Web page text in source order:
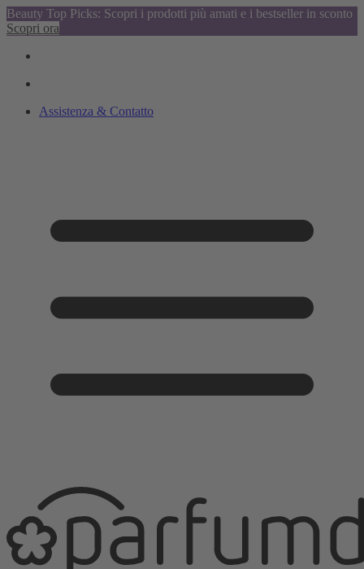
Beauty Top Picks: Scopri i prodotti più amati e i bestseller in sconto
Scopri ora
Assistenza & Contatto